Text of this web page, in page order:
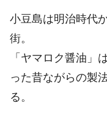
小豆島は明治時代
街。
「ヤマロク醤油」
った昔ながらの製
る。